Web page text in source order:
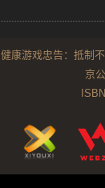
健康游戏忠告：抵制
京